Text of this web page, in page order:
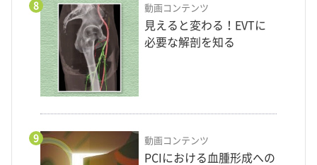
8 動画コンテンツ
見えると変わる！EVTに
必要な解剖を知る
9 動画コンテンツ
PCIにおける血腫形成への